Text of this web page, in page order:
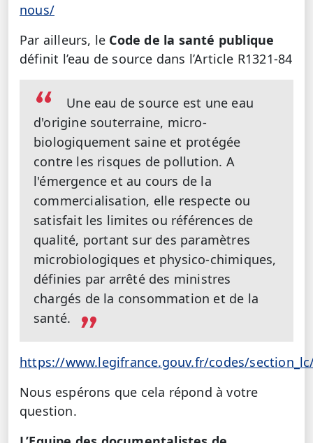
nous/
Par ailleurs, le Code de la santé publique
définit l’eau de source dans l’Article R1321-84
Une eau de source est une eau
d'origine souterraine, micro-
biologiquement saine et protégée
contre les risques de pollution. A
l'émergence et au cours de la
commercialisation, elle respecte ou
satisfait les limites ou références de
qualité, portant sur des paramètres
microbiologiques et physico-chimiques,
définies par arrêté des ministres
chargés de la consommation et de la
santé.
https://www.legifrance.gouv.fr/codes/section_lc/
Nous espérons que cela répond à votre
question.